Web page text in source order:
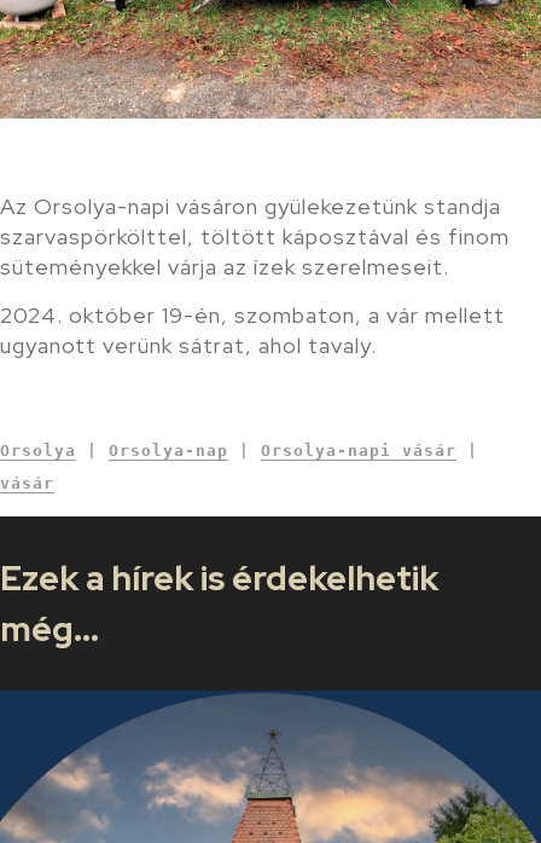
Az Orsolya-napi vásáron gyülekezetünk standja
szarvaspörkölttel, töltött káposztával és finom
süteményekkel várja az ízek szerelmeseit.
2024. október 19-én, szombaton, a vár mellett
ugyanott verünk sátrat, ahol tavaly.
Orsolya Orsolya-nap Orsolya-napi vásár
vásár
Ezek a hírek is érdekelhetik
még...